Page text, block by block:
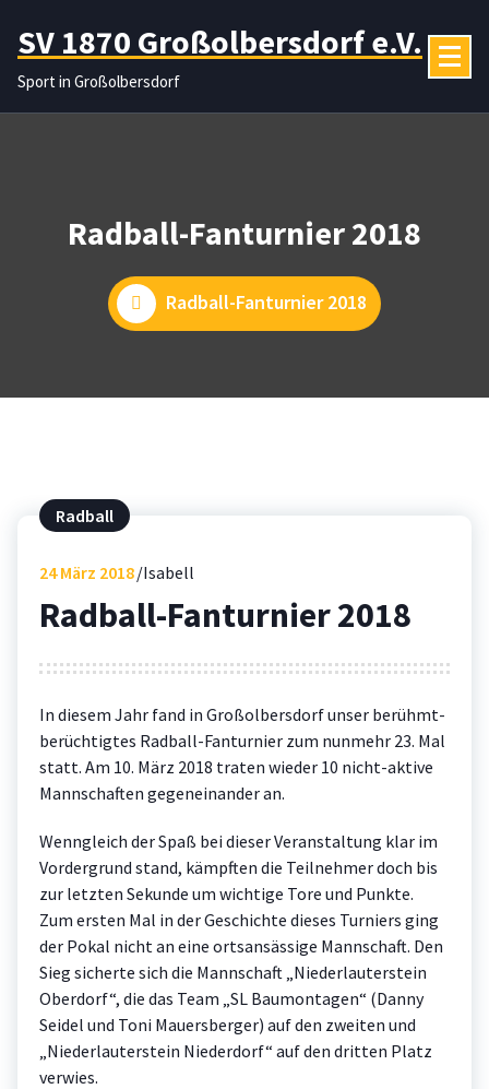
Inhalt
springen
SV 1870 Großolbersdorf e.V.
Sport in Großolbersdorf
Radball-Fanturnier 2018
Radball-Fanturnier 2018
Radball
24März 2018 Isabell
Radball-Fanturnier 2018
In diesem Jahr fand in Großolbersdorf unser berühmt-
berüchtigtes Radball-Fanturnier zum nunmehr 23. Mal
statt. Am 10. März 2018 traten wieder 10 nicht-aktive
Mannschaften gegeneinander an.
Wenngleich der Spaß bei dieser Veranstaltung klar im
Vordergrund stand, kämpften die Teilnehmer doch bis
zur letzten Sekunde um wichtige Tore und Punkte.
Zum ersten Mal in der Geschichte dieses Turniers ging
der Pokal nicht an eine ortsansässige Mannschaft. Den
Sieg sicherte sich die Mannschaft „Niederlauterstein
Oberdorf“, die das Team „SL Baumontagen“ (Danny
Seidel und Toni Mauersberger) auf den zweiten und
„Niederlauterstein Niederdorf“ auf den dritten Platz
verwies.